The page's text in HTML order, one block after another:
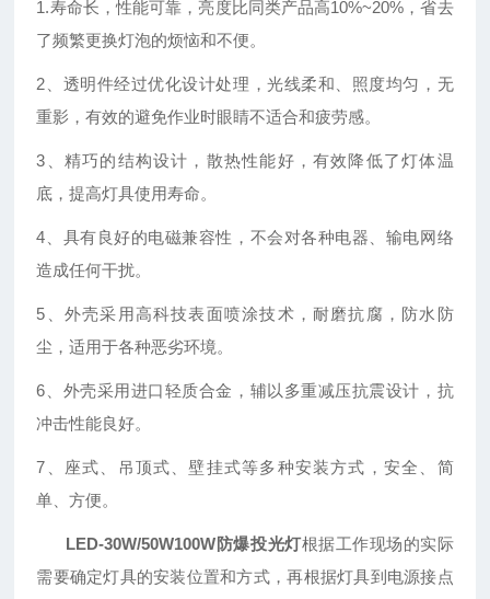
1.寿命长，性能可靠，亮度比同类产品高10%~20%，省去
了频繁更换灯泡的烦恼和不便。
2、透明件经过优化设计处理，光线柔和、照度均匀，无
重影，有效的避免作业时眼睛不适合和疲劳感。
3、精巧的结构设计，散热性能好，有效降低了灯体温
底，提高灯具使用寿命。
4、具有良好的电磁兼容性，不会对各种电器、输电网络
造成任何干扰。
5、外壳采用高科技表面喷涂技术，耐磨抗腐，防水防
尘，适用于各种恶劣环境。
6、外壳采用进口轻质合金，辅以多重减压抗震设计，抗
冲击性能良好。
7、座式、吊顶式、壁挂式等多种安装方式，安全、简
单、方便。
LED-30W/50W100W防爆投光灯根据工作现场的实际
需要确定灯具的安装位置和方式，再根据灯具到电源接点